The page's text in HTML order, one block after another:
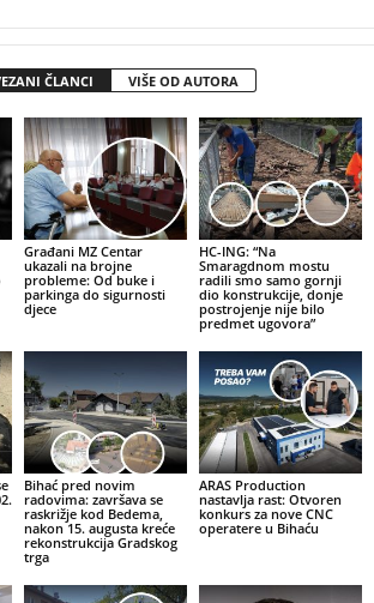
ČLANCI VIŠE OD AUTORA
Građani MZ Centar
ukazali na brojne
probleme: Od buke i
parkinga do sigurnosti
djece
HC-ING: “Na
Smaragdnom mostu
radili smo samo gornji
dio konstrukcije, donje
postrojenje nije bilo
predmet ugovora”
Bihać pred novim
radovima: završava se
raskrižje kod Bedema,
nakon 15. augusta kreće
rekonstrukcija Gradskog
trga
ARAS Production
nastavlja rast: Otvoren
konkurs za nove CNC
operatere u Bihaću